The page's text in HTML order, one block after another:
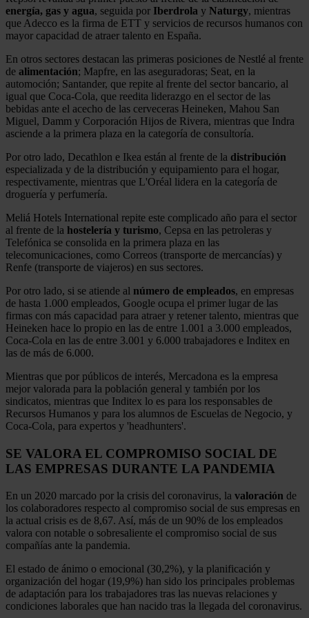
energía, gas y agua, seguida por Iberdrola y Naturgy, mientras
que Adecco es la firma de ETT y servicios de recursos humanos con
mayor capacidad de atraer talento en España.
En otros sectores destacan las primeras posiciones de Nestlé al frente
de alimentación; Mapfre, en las aseguradoras; Seat, en la
automoción; Santander, que repite al frente del sector bancario, al
igual que Coca-Cola, que reedita liderazgo en el sector de las
bebidas ante el acecho de las cerveceras Heineken, Mahou San
Miguel, Damm y Corporación Hijos de Rivera, mientras que Indra
asciende a la primera plaza en la categoría de consultoría.
Por otro lado, Decathlon e Ikea están al frente de la distribución
especializada y de la distribución y equipamiento para el hogar,
respectivamente, mientras que L'Oréal lidera en la categoría de
droguería y perfumería.
Meliá Hotels International repite este complicado año para el sector
al frente de la hostelería y turismo, Cepsa en las petroleras y
Telefónica se consolida en la primera plaza en las
telecomunicaciones, como Correos (transporte de mercancías) y
Renfe (transporte de viajeros) en sus sectores.
Por otro lado, si se atiende al número de empleados, en empresas
de hasta 1.000 empleados, Google ocupa el primer lugar de las
firmas con más capacidad para atraer y retener talento, mientras que
Heineken hace lo propio en las de entre 1.001 a 3.000 empleados,
Coca-Cola en las de entre 3.001 y 6.000 trabajadores e Inditex en
las de más de 6.000.
Mientras que por públicos de interés, Mercadona es la empresa
mejor valorada para la población general y también por los
sindicatos, mientras que Inditex lo es para los responsables de
Recursos Humanos y para los alumnos de Escuelas de Negocio, y
Coca-Cola, para expertos y 'headhunters'.
SE VALORA EL COMPROMISO SOCIAL DE
LAS EMPRESAS DURANTE LA PANDEMIA
En un 2020 marcado por la crisis del coronavirus, la valoración de
los colaboradores respecto al compromiso social de sus empresas en
la actual crisis es de 8,67. Así, más de un 90% de los empleados
valora con notable o sobresaliente el compromiso social de sus
compañías ante la pandemia.
El estado de ánimo o emocional (30,2%), y la planificación y
organización del hogar (19,9%) han sido los principales problemas
de adaptación para los trabajadores tras las nuevas relaciones y
condiciones laborales que han nacido tras la llegada del coronavirus.